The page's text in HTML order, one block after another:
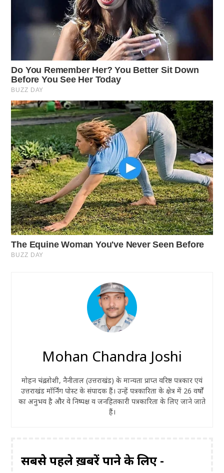
Mohan Chandra Joshi
मोहन चंद्र जोशी, नैनीताल (उत्तराखंड) के मान्यता प्राप्त वरिष्ठ पत्रकार एवं
उत्तराखंड मॉर्निंग पोस्ट के संपादक हैं। उन्हें पत्रकारिता के क्षेत्र में 26 वर्षों
का अनुभव है और वे निष्पक्ष व जनहितकारी पत्रकारिता के लिए जाने जाते
हैं।
सबसे पहले ख़बरें पाने के लिए -